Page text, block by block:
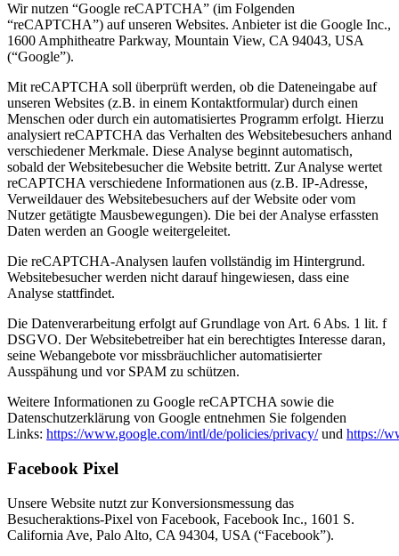
Wir nutzen “Google reCAPTCHA” (im Folgenden
“reCAPTCHA”) auf unseren Websites. Anbieter ist die Google Inc.,
1600 Amphitheatre Parkway, Mountain View, CA 94043, USA
(“Google”).
Mit reCAPTCHA soll überprüft werden, ob die Dateneingabe auf
unseren Websites (z.B. in einem Kontaktformular) durch einen
Menschen oder durch ein automatisiertes Programm erfolgt. Hierzu
analysiert reCAPTCHA das Verhalten des Websitebesuchers anhand
verschiedener Merkmale. Diese Analyse beginnt automatisch,
sobald der Websitebesucher die Website betritt. Zur Analyse wertet
reCAPTCHA verschiedene Informationen aus (z.B. IP-Adresse,
Verweildauer des Websitebesuchers auf der Website oder vom
Nutzer getätigte Mausbewegungen). Die bei der Analyse erfassten
Daten werden an Google weitergeleitet.
Die reCAPTCHA-Analysen laufen vollständig im Hintergrund.
Websitebesucher werden nicht darauf hingewiesen, dass eine
Analyse stattfindet.
Die Datenverarbeitung erfolgt auf Grundlage von Art. 6 Abs. 1 lit. f
DSGVO. Der Websitebetreiber hat ein berechtigtes Interesse daran,
seine Webangebote vor missbräuchlicher automatisierter
Ausspähung und vor SPAM zu schützen.
Weitere Informationen zu Google reCAPTCHA sowie die
Datenschutzerklärung von Google entnehmen Sie folgenden
Links: https://www.google.com/intl/de/policies/privacy/und https://
Facebook Pixel
Unsere Website nutzt zur Konversionsmessung das
Besucheraktions-Pixel von Facebook, Facebook Inc., 1601 S.
California Ave, Palo Alto, CA 94304, USA (“Facebook”).